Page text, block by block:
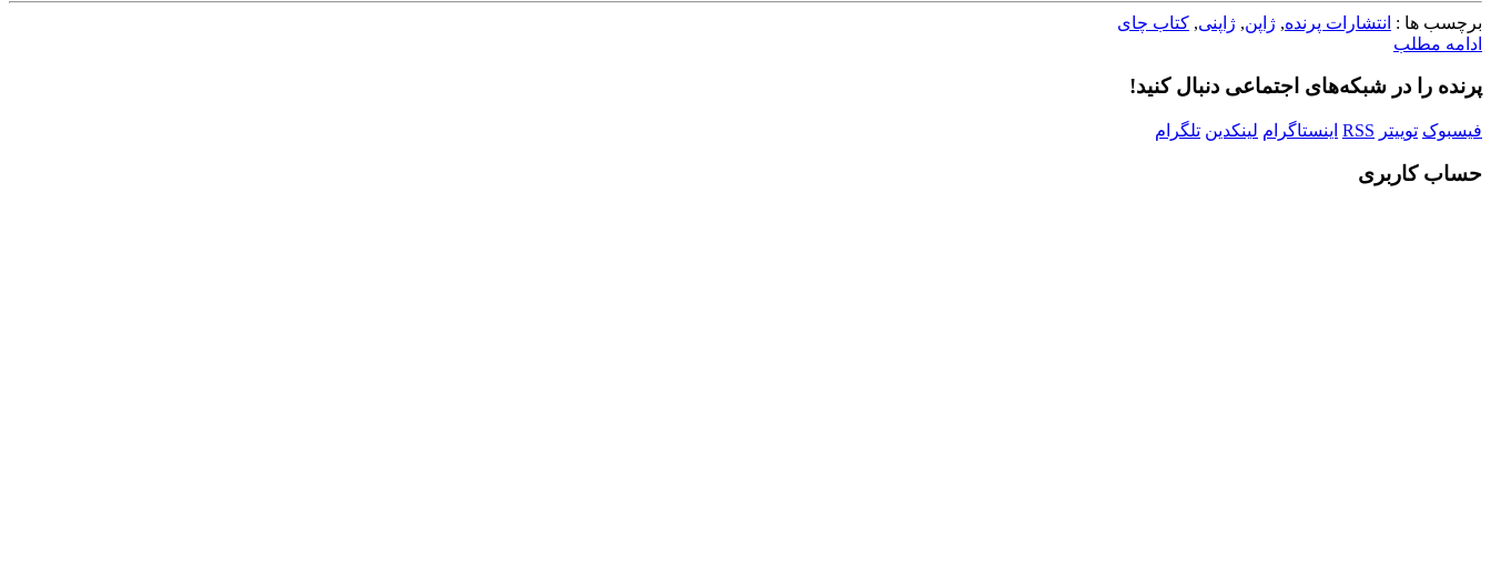
برچسب ها : انتشارات پرنده, ژاپن, ژاپنی, کتاب چای
ادامه مطلب
پرنده را در شبکه‌های اجتماعی دنبال کنید!
فیسبوک توییتر RSS اینستاگرام لینکدین تلگرام
حساب کاربری